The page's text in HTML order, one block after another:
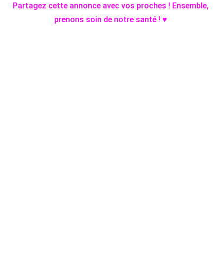
Partagez cette annonce avec vos proches ! Ensemble,
prenons soin de notre santé ! ♥